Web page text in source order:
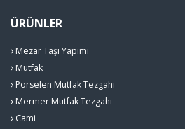
ÜRÜNLER
Mezar Taşı Yapımı
Mutfak
Porselen Mutfak Tezgahı
Mermer Mutfak Tezgahı
Cami